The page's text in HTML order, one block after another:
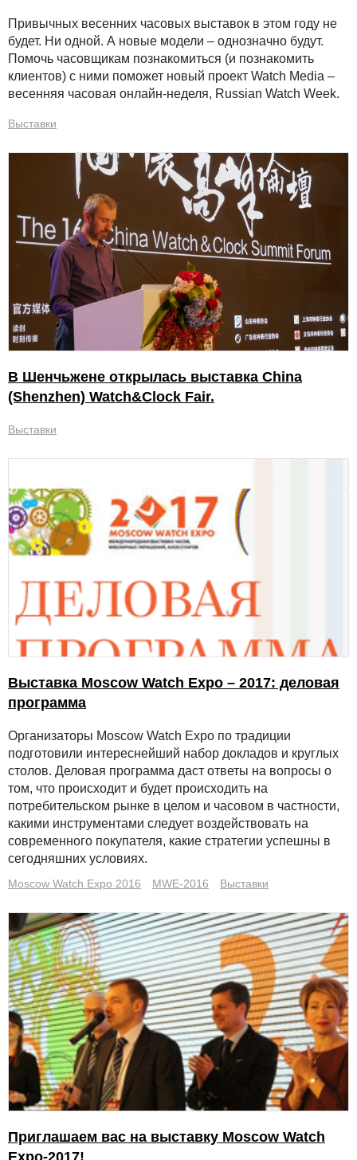
Привычных весенних часовых выставок в этом году не
будет. Ни одной. А новые модели – однозначно будут.
Помочь часовщикам познакомиться (и познакомить
клиентов) с ними поможет новый проект Watch Media –
весенняя часовая онлайн-неделя, Russian Watch Week.
Выставки
В Шенчьжене открылась выставка China
(Shenzhen) Watch&Clock Fair.
Выставки
Выставка Moscow Watch Expo – 2017: деловая
программа
Организаторы Moscow Watch Expo по традиции
подготовили интереснейший набор докладов и круглых
столов. Деловая программа даст ответы на вопросы о
том, что происходит и будет происходить на
потребительском рынке в целом и часовом в частности,
какими инструментами следует воздействовать на
современного покупателя, какие стратегии успешны в
сегодняшних условиях.
Moscow Watch Expo 2016 MWE-2016 Выставки
Приглашаем вас на выставку Moscow Watch